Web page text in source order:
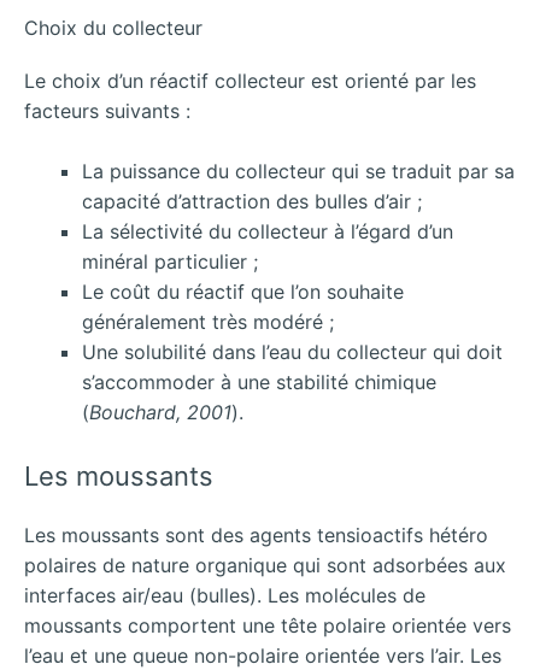
Choix du collecteur
Le choix d’un réactif collecteur est orienté par les
facteurs suivants :
La puissance du collecteur qui se traduit par sa
capacité d’attraction des bulles d’air ;
La sélectivité du collecteur à l’égard d’un
minéral particulier ;
Le coût du réactif que l’on souhaite
généralement très modéré ;
Une solubilité dans l’eau du collecteur qui doit
s’accommoder à une stabilité chimique
(Bouchard, 2001).
Les moussants
Les moussants sont des agents tensioactifs hétéro
polaires de nature organique qui sont adsorbées aux
interfaces air/eau (bulles). Les molécules de
moussants comportent une tête polaire orientée vers
l’eau et une queue non-polaire orientée vers l’air. Les